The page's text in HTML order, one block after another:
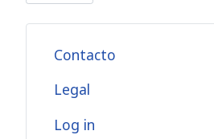
Contacto
Legal
Log in